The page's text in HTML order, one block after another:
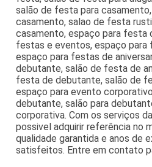
salão de festa para
casamento, salao de festa
casamento, espaço para festa
festas e eventos, espaço
espaço para festas de
debutante, salão de festa de
festa de debutante, salão de
espaço para evento
debutante, salão para
corporativa. Com os serviços
possivel adquirir referência no
qualidade garantida e anos de
satisfeitos. Entre em contato